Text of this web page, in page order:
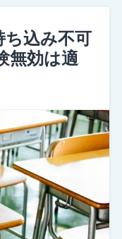
ち込み不可
無効は適